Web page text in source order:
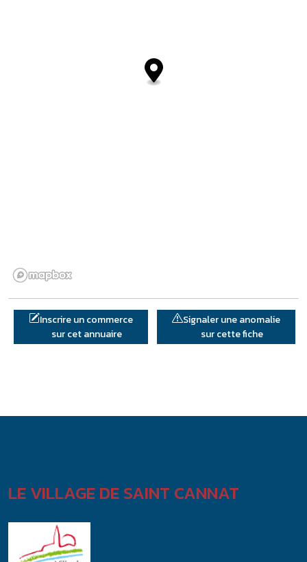
Inscrire un commerce
sur cet annuaire
Signaler une anomalie
sur cette fiche
LE VILLAGE DE SAINT CANNAT